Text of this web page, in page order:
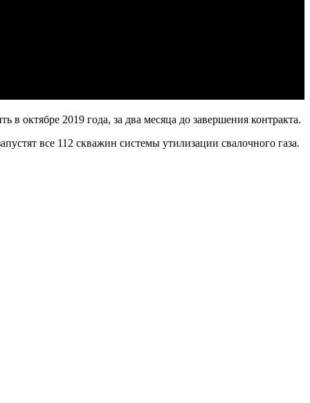
октябре 2019 года, за два месяца до завершения контракта.
все 112 скважин системы утилизации свалочного газа.